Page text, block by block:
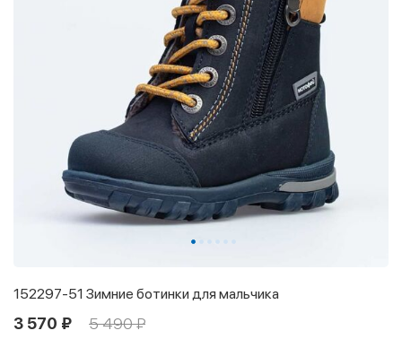
152297-51 Зимние ботинки для мальчика
3 570 ₽ 5 490 ₽